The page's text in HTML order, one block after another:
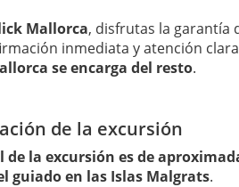
Mallorca, disfrutas la garantía
inmediata y atención
se encarga del resto.
de la excursión
la excursión es de
guiado en las Islas Malgrats.